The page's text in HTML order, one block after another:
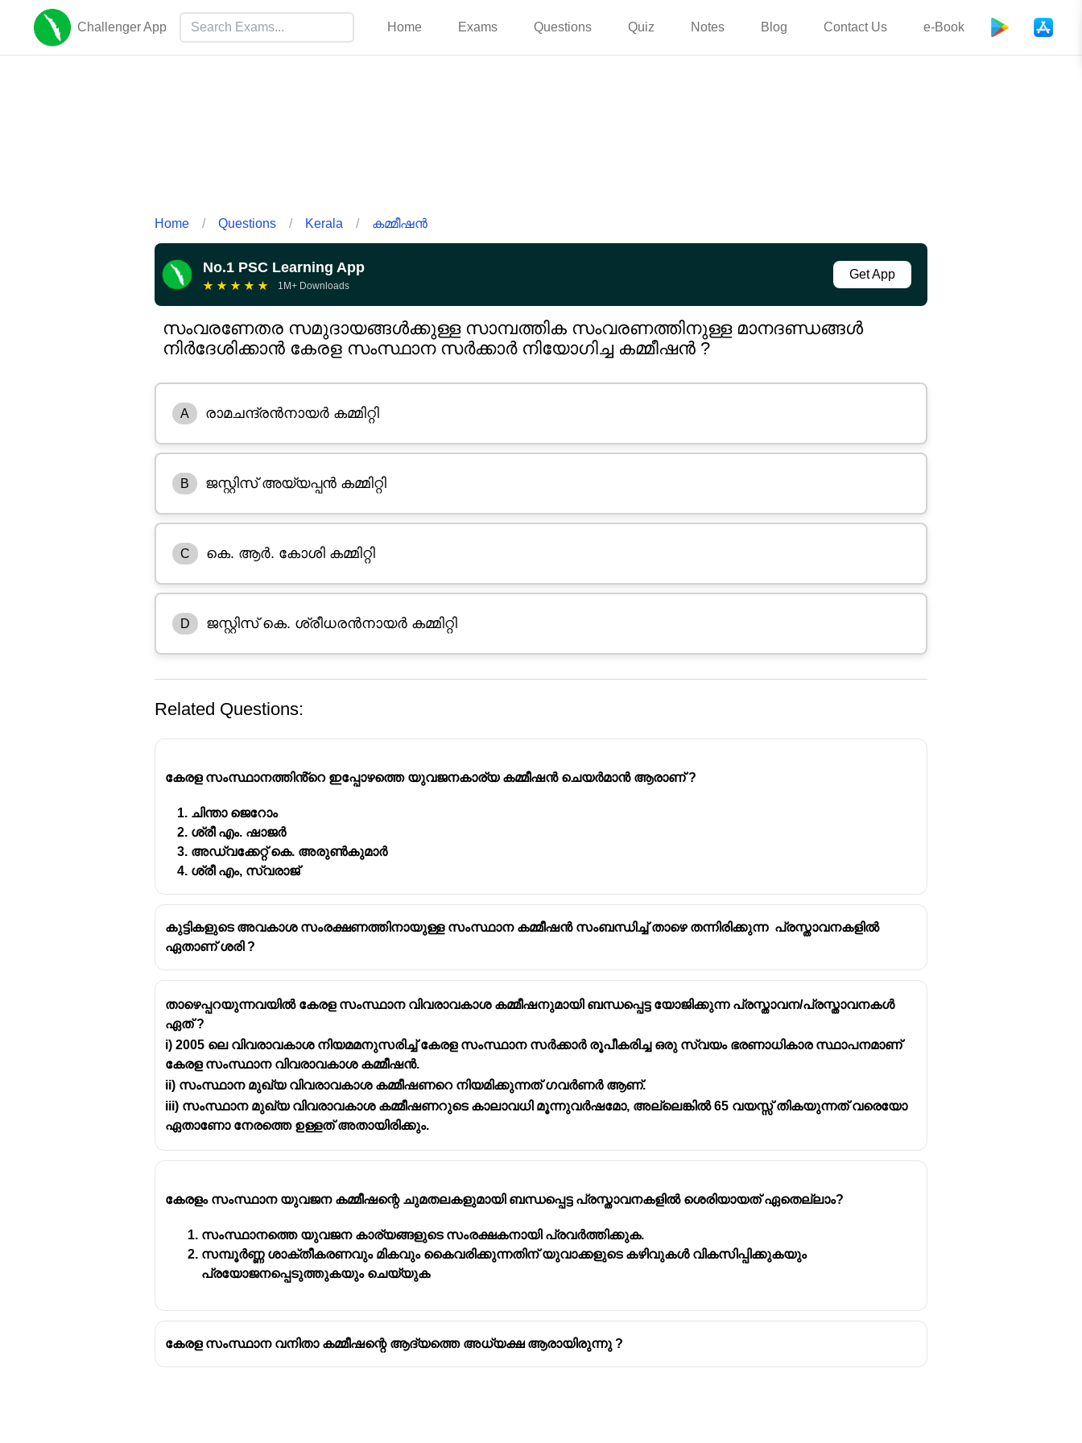
Challenger App Home Exams Questions Quiz Notes Blog Contact Us e-Book
Home / Questions / Kerala / കമ്മീഷൻ
No.1 PSC Learning App
★ ★ ★ ★ ★ 1M+ Downloads
Get App
സംവരണേതര സമുദായങ്ങൾക്കുള്ള സാമ്പത്തിക സംവരണത്തിനുള്ള മാനദണ്ഡങ്ങൾ
നിർദേശിക്കാൻ കേരള സംസ്ഥാന സർക്കാർ നിയോഗിച്ച കമ്മീഷൻ ?
A രാമചന്ദ്രൻനായർ കമ്മിറ്റി
B ജസ്റ്റിസ് അയ്യപ്പൻ കമ്മിറ്റി
C കെ. ആർ. കോശി കമ്മിറ്റി
D ജസ്റ്റിസ് കെ. ശ്രീധരൻനായർ കമ്മിറ്റി
Related Questions:
കേരള സംസ്ഥാനത്തിൻ്റെ ഇപ്പോഴത്തെ യുവജനകാര്യ കമ്മീഷൻ ചെയർമാൻ ആരാണ് ?
ചിന്താ ജെറോം
ശ്രീ എം. ഷാജർ
അഡ്വക്കേറ്റ് കെ. അരുൺകുമാർ
ശ്രീ എം, സ്വരാജ്
കുട്ടികളുടെ അവകാശ സംരക്ഷണത്തിനായുള്ള സംസ്ഥാന കമ്മീഷൻ സംബന്ധിച്ച് താഴെ തന്നിരിക്കുന്ന പ്രസ്താവനകളിൽ
ഏതാണ് ശരി ?
താഴെപ്പറയുന്നവയിൽ കേരള സംസ്ഥാന വിവരാവകാശ കമ്മീഷനുമായി ബന്ധപ്പെട്ട യോജിക്കുന്ന പ്രസ്താവന/പ്രസ്താവനകൾ
ഏത് ?
i) 2005 ലെ വിവരാവകാശ നിയമമനുസരിച്ച് കേരള സംസ്ഥാന സർക്കാർ രൂപീകരിച്ച ഒരു സ്വയം ഭരണാധികാര സ്ഥാപനമാണ്
കേരള സംസ്ഥാന വിവരാവകാശ കമ്മീഷൻ.
ii) സംസ്ഥാന മുഖ്യ വിവരാവകാശ കമ്മീഷണറെ നിയമിക്കുന്നത് ഗവർണർ ആണ്.
iii) സംസ്ഥാന മുഖ്യ വിവരാവകാശ കമ്മീഷണറുടെ കാലാവധി മൂന്നുവർഷമോ, അല്ലെങ്കിൽ 65 വയസ്സ് തികയുന്നത് വരെയോ
ഏതാണോ നേരത്തെ ഉള്ളത് അതായിരിക്കും.
കേരളം സംസ്ഥാന യുവജന കമ്മീഷന്റെ ചുമതലകളുമായി ബന്ധപ്പെട്ട പ്രസ്താവനകളിൽ ശെരിയായത് ഏതെല്ലാം?
സംസ്ഥാനത്തെ യുവജന കാര്യങ്ങളുടെ സംരക്ഷകനായി പ്രവർത്തിക്കുക.
സമ്പൂർണ്ണ ശാക്തീകരണവും മികവും കൈവരിക്കുന്നതിന് യുവാക്കളുടെ കഴിവുകൾ വികസിപ്പിക്കുകയും
പ്രയോജനപ്പെടുത്തുകയും ചെയ്യുക
കേരള സംസ്ഥാന വനിതാ കമ്മീഷന്റെ ആദ്യത്തെ അധ്യക്ഷ ആരായിരുന്നു ?